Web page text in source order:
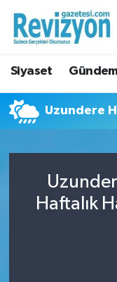
Siyaset
Uzundere
Haftalık
Süper Lig